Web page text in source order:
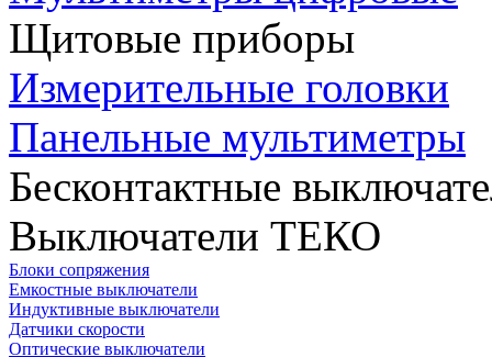
Щитовые приборы
Измерительные головки
Панельные мультиметры
Бесконтактные
Выключатели ТЕКО
Блоки сопряжения
Емкостные выключатели
Индуктивные выключатели
Датчики скорости
Оптические выключатели